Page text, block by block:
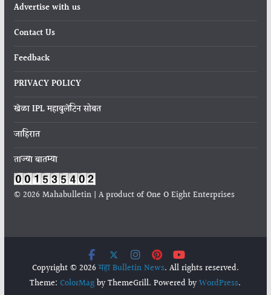
Advertise with us
Contact Us
Feedback
PRIVACY POLICY
खेळा IPL महाबुलेटिन सोबत
जाहिरात
ताज्या बातम्या
© 2026 Mahabulletin | A product of One O Eight Enterprises
Copyright © 2026महा Bulletin News. All rights reserved.
Theme:ColorMagby ThemeGrill. Powered byWordPress.